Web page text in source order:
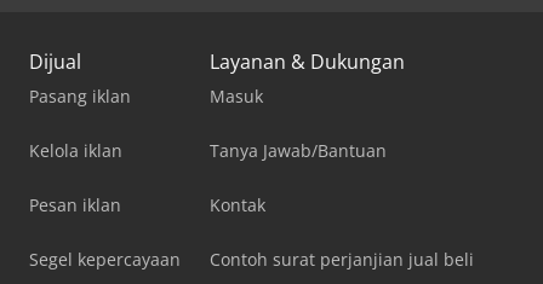
Dijual
Pasang iklan
Kelola iklan
Pesan iklan
Segel kepercayaan
Layanan & Dukungan
Masuk
Tanya Jawab/Bantuan
Kontak
Contoh surat perjanjian jual beli